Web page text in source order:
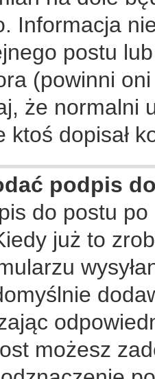
Informacja
postu
(powinni
że normalni
ktoś dopisał
podpis
do postu
już to
możesz